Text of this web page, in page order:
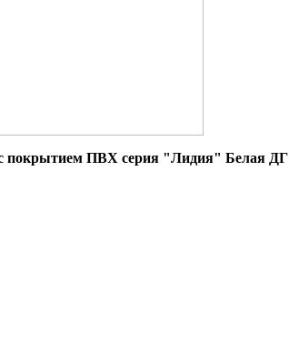
покрытием ПВХ серия "Лидия" Белая ДГ